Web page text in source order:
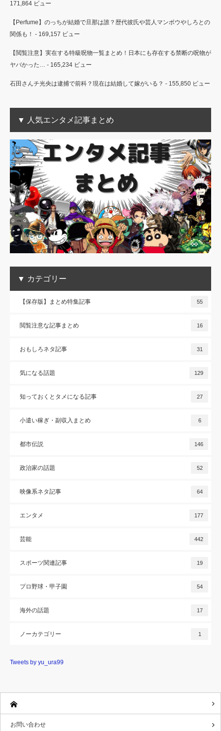
171,864 ビュー
【Perfume】のっちが結婚で旦那は誰？歴代彼氏や芸人マンボウやしろとの
関係も！ - 169,157 ビュー
【閲覧注意】実在する特級呪物一覧まとめ！日本にも存在する禁断の呪物が
ヤバかった… - 165,234 ビュー
石田さんチ光央は逮捕で前科？現在は結婚して嫁がいる？ - 155,850 ビュー
▼ 人気エンタメ記事まとめ
▼ カテゴリー
【保存版】まとめ特集記事 55
閲覧注意な記事まとめ 16
おもしろネタ記事 31
気になる話題 129
知っておくとタメになる記事 27
小遣い稼ぎ・副収入まとめ 6
都市伝説 146
政治家の話題 52
映像系ネタ記事 64
エンタメ 177
芸能 442
スポーツ関連記事 19
プロ野球・甲子園 54
海外の話題 17
ノーカテゴリー 1
Tweets by yu_ura99
お問い合わせ